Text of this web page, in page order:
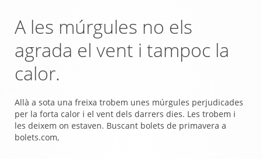
A les múrgules no els
agrada el vent i tampoc la
calor.
Allà a sota una freixa trobem unes múrgules perjudicades
per la forta calor i el vent dels darrers dies. Les trobem i
les deixem on estaven. Buscant bolets de primavera a
bolets.com,